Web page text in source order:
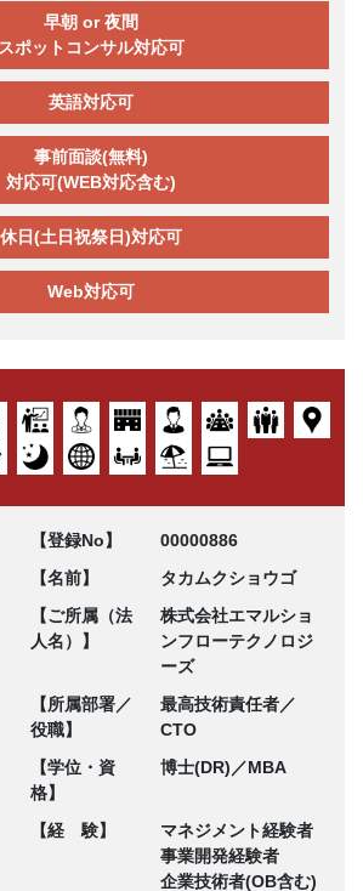
早朝 or 夜間
スポットコンサル対応可
英語対応可
事前面談(無料)
対応可(WEB対応含む)
休日(土日祝祭日)対応可
Web対応可
【登録No】
00000886
【名前】
タカムクショウゴ
【ご所属（法
人名）】
株式会社エマルショ
ンフローテクノロジ
ーズ
【所属部署／
役職】
最高技術責任者／
CTO
【学位・資
格】
博士(DR)／MBA
【経 験】
マネジメント経験者
事業開発経験者
企業技術者(OB含む)